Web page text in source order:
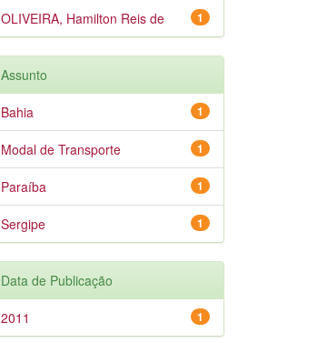
1
OLIVEIRA, Hamilton Reis de
Assunto
1
Bahia
1
Modal de Transporte
1
Paraíba
1
Sergipe
Data de Publicação
1
2011